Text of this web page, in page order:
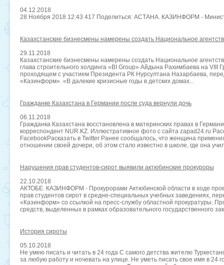
04.12.2018
28 Ноября 2018 12:43 417 Поделиться: АСТАНА. КАЗИНФОРМ -
Казахстанские бизнесмены намерены создать Национальное
29.11.2018
Казахстанские бизнесмены намерены создать Национальное
глава строительного холдинга «BI Group» Айдына Рахимбаева на VIII
проходящем с участием Президента РК Нурсултана Назарбаева,
«Казинформ». «В далекие кризисные годы в детских домах...
Гражданке Казахстана в Германии после суда вернули дочь
06.11.2018
Гражданка Казахстана восстановлена в материнских правах в
корреспондент NUR.KZ. Иллюстративное фото с сайта zapad24.ru
FacebookРасказать в Twitter Ранее сообщалось, что женщина
отношении своей дочери, об этом стало известно в школе, где она
Нарушения прав студентов-сирот выявили актюбинские прокуроры
22.10.2018
АКТОБЕ. КАЗИНФОРМ - Прокурорами Актюбинской области в ходе
прав студентов сирот в средне-специальных учебных заведениях,
«Казинформ» со ссылкой на пресс-службу областной прокуратуры.
средств, выделенных в рамках образовательного государственного
История сироты
05.10.2018
Не умею писать и читать в 24 года С самого детства жителю
за любую работу и ночевать на улице. Не уметь писать свое имя в 24